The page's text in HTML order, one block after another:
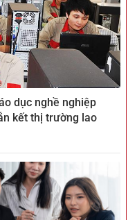
dục nghề nghiệp
kết thị trường lao